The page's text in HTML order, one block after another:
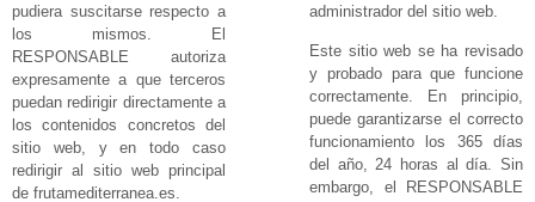
pudiera suscitarse respecto a
los mismos. El
RESPONSABLE autoriza
expresamente a que terceros
puedan redirigir directamente a
los contenidos concretos del
sitio web, y en todo caso
redirigir al sitio web principal
de frutamediterranea.es.
administrador del sitio web.
Este sitio web se ha revisado
y probado para que funcione
correctamente. En principio,
puede garantizarse el correcto
funcionamiento los 365 días
del año, 24 horas al día. Sin
embargo, el RESPONSABLE